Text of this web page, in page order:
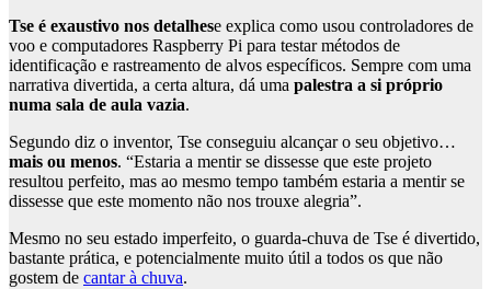
Tse é exaustivo nos detalhese explica como usou controladores de
voo e computadores Raspberry Pi para testar métodos de
identificação e rastreamento de alvos específicos. Sempre com uma
narrativa divertida, a certa altura, dá uma palestra a si próprio
numa sala de aula vazia.
Segundo diz o inventor, Tse conseguiu alcançar o seu objetivo…
mais ou menos. “Estaria a mentir se dissesse que este projeto
resultou perfeito, mas ao mesmo tempo também estaria a mentir se
dissesse que este momento não nos trouxe alegria”.
Mesmo no seu estado imperfeito, o guarda-chuva de Tse é divertido,
bastante prática, e potencialmente muito útil a todos os que não
gostem de cantar à chuva.